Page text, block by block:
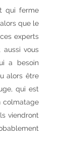
qui ferme
que le
experts
aussi vous
a besoin
alors être
qui est
colmatage
viendront